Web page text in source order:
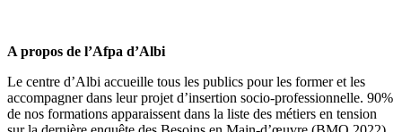
A propos de l’Afpa d’Albi
Le centre d’Albi accueille tous les publics pour les former et les
accompagner dans leur projet d’insertion socio-professionnelle. 90%
de nos formations apparaissent dans la liste des métiers en tension